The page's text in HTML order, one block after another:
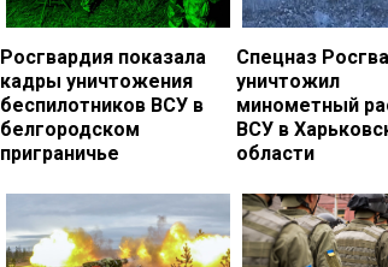
Росгвардия показала
кадры уничтожения
беспилотников ВСУ в
белгородском
приграничье
Спецназ
уничтожил
минометный
ВСУ в
области